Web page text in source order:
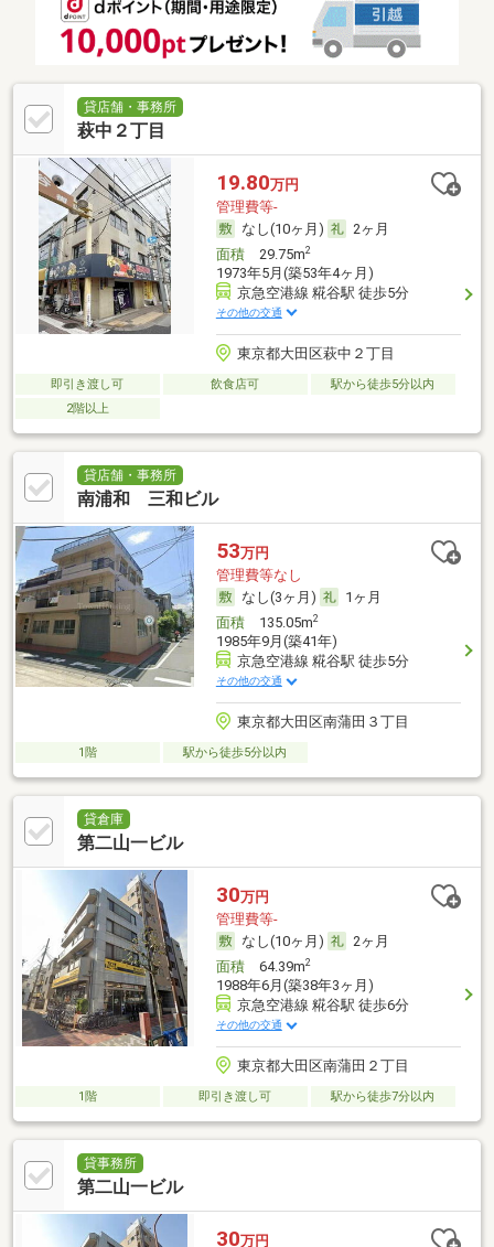
貸店舗・事務所
萩中２丁目
19.80万円
管理費等-
なし(10ヶ月)
2ヶ月
面積29.75m2
1973年5月(築53年4ヶ月)
京急空港線 糀谷駅 徒歩5分
その他の交通
東京都大田区萩中２丁目
即引き渡し可 飲食店可
駅から徒歩5分以内
2階以上
貸店舗・事務所
南浦和 三和ビル
53万円
管理費等なし
なし(3ヶ月)
1ヶ月
面積135.05m2
1985年9月(築41年)
京急空港線 糀谷駅 徒歩5分
その他の交通
東京都大田区南蒲田３丁目
1階 駅から徒歩5分以内
貸倉庫
第二山一ビル
30万円
管理費等-
なし(10ヶ月)
2ヶ月
面積64.39m2
1988年6月(築38年3ヶ月)
京急空港線 糀谷駅 徒歩6分
その他の交通
東京都大田区南蒲田２丁目
1階 即引き渡し可 駅から徒歩7分以内
貸事務所
第二山一ビル
30万円